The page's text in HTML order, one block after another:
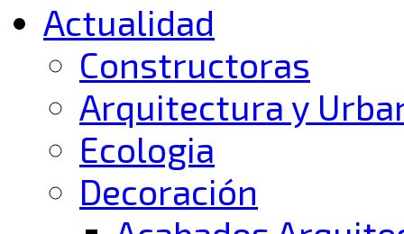
Actualidad
Constructoras
Arquitectura y
Ecologia
Decoración